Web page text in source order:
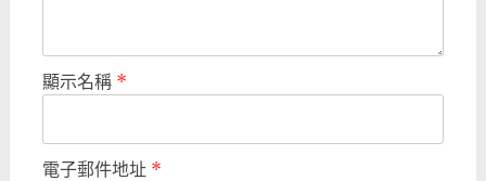
顯示名稱 *
電子郵件地址 *